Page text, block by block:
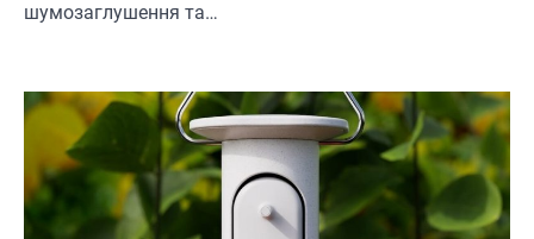
шумозаглушення та…